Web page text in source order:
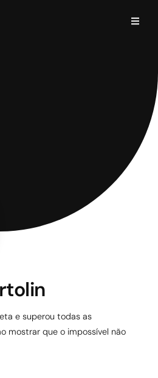
e superou todas as
mostrar que o impossível não